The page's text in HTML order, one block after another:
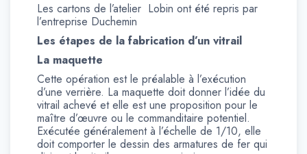
Les cartons de l’atelier Lobin ont été repris par
l’entreprise Duchemin
Les étapes de la fabrication d’un vitrail
La maquette
Cette opération est le préalable à l’exécution
d’une verrière. La maquette doit donner l’idée du
vitrail achevé et elle est une proposition pour le
maître d’œuvre ou le commanditaire potentiel.
Exécutée généralement à l’échelle de 1/10, elle
doit comporter le dessin des armatures de fer qui